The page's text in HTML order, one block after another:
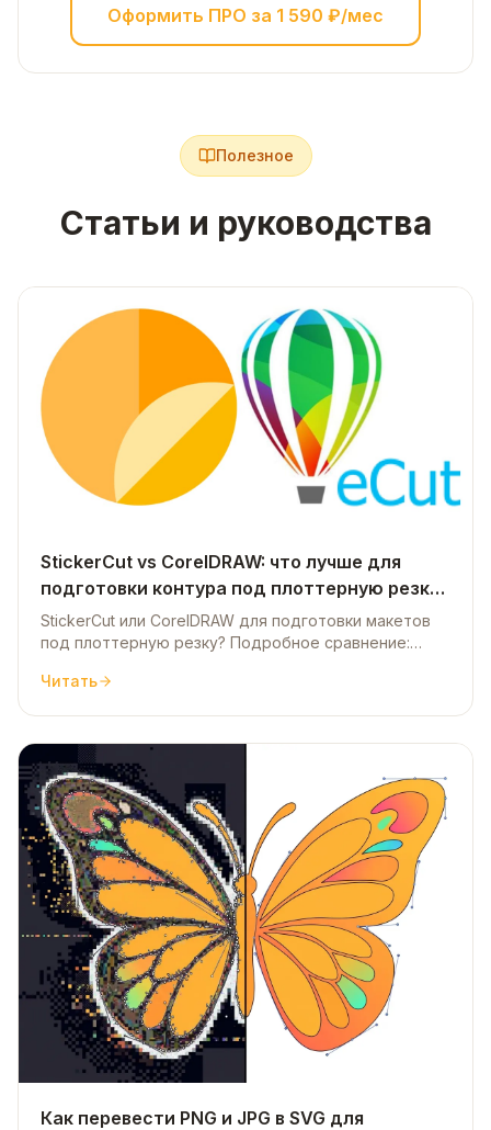
Оформить ПРО за 1 590 ₽/мес
Полезное
Статьи и руководства
StickerCut vs CorelDRAW: что лучше для
подготовки контура под плоттерную резку?
Сравнение 2026
StickerCut или CorelDRAW для подготовки макетов
под плоттерную резку? Подробное сравнение:
удобство. Плюс честный разбор плагина eCut.
Читать
Как перевести PNG и JPG в SVG для